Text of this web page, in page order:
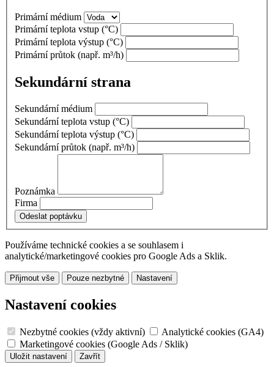
Primární médium
Primární teplota vstup (°C)
Primární teplota výstup (°C)
Primární průtok (např. m³/h)
Sekundární strana
Sekundární médium
Sekundární teplota vstup (°C)
Sekundární teplota výstup (°C)
Sekundární průtok (např. m³/h)
Poznámka
Firma
Používáme technické cookies a se souhlasem i
analytické/marketingové cookies pro Google Ads a Sklik.
Přijmout vše Pouze nezbytné Nastavení
Nastavení cookies
Nezbytné cookies (vždy aktivní)
Analytické cookies (GA4)
Marketingové cookies (Google Ads / Sklik)
Uložit nastavení Zavřít